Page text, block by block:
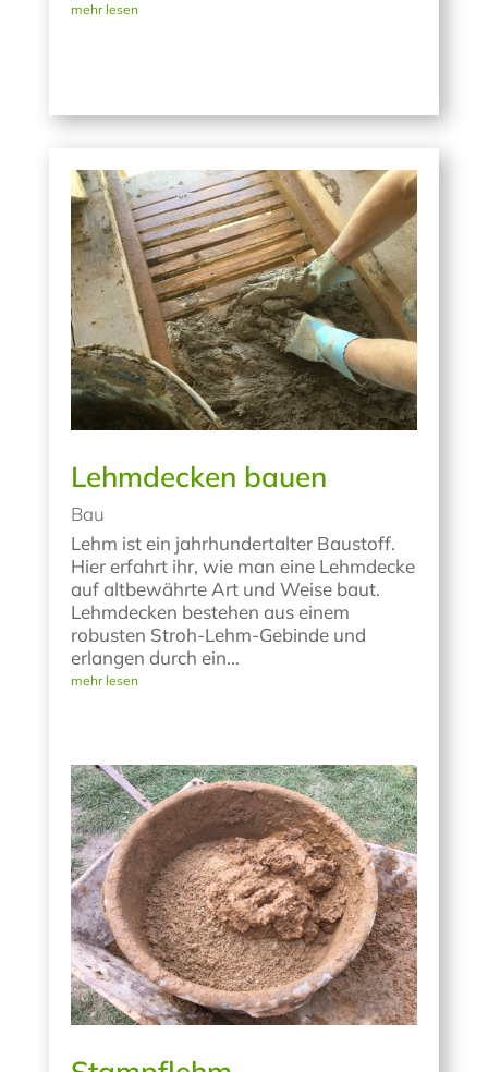
mehr lesen
Lehmdecken bauen
Bau
Lehm ist ein jahrhundertalter Baustoff.
Hier erfahrt ihr, wie man eine Lehmdecke
auf altbewährte Art und Weise baut.
Lehmdecken bestehen aus einem
robusten Stroh-Lehm-Gebinde und
erlangen durch ein...
mehr lesen